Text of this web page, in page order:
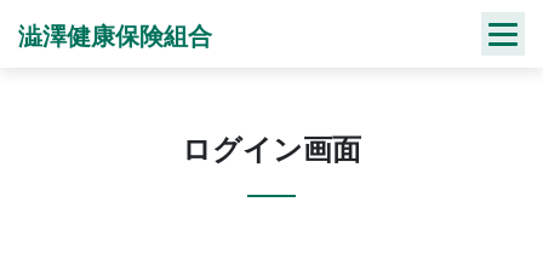
澁澤健康保険組合
ログイン画面